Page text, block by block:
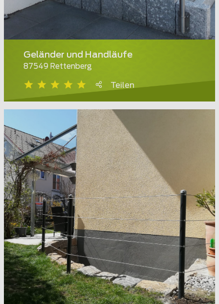
Geländer und Handläufe
87549 Rettenberg
Teilen